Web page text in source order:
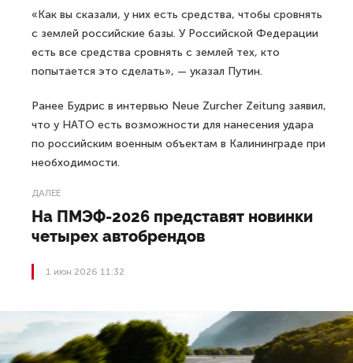
«Как вы сказали, у них есть средства, чтобы сровнять
с землей российские базы. У Российской Федерации
есть все средства сровнять с землей тех, кто
попытается это сделать», — указал Путин.
Ранее Будрис в интервью Neue Zurcher Zeitung заявил,
что у НАТО есть возможности для нанесения удара
по российским военным объектам в Калининграде при
необходимости.
ДАЛЕЕ
На ПМЭФ-2026 представят новинки
четырех автобрендов
1 июн 2026 11:32